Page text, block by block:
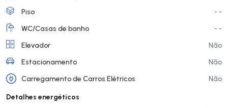
Piso
- -
WC/Casas de banho
- -
Elevador
Não
Estacionamento
Não
Carregamento de Carros Elétricos
Não
Detalhes energéticos